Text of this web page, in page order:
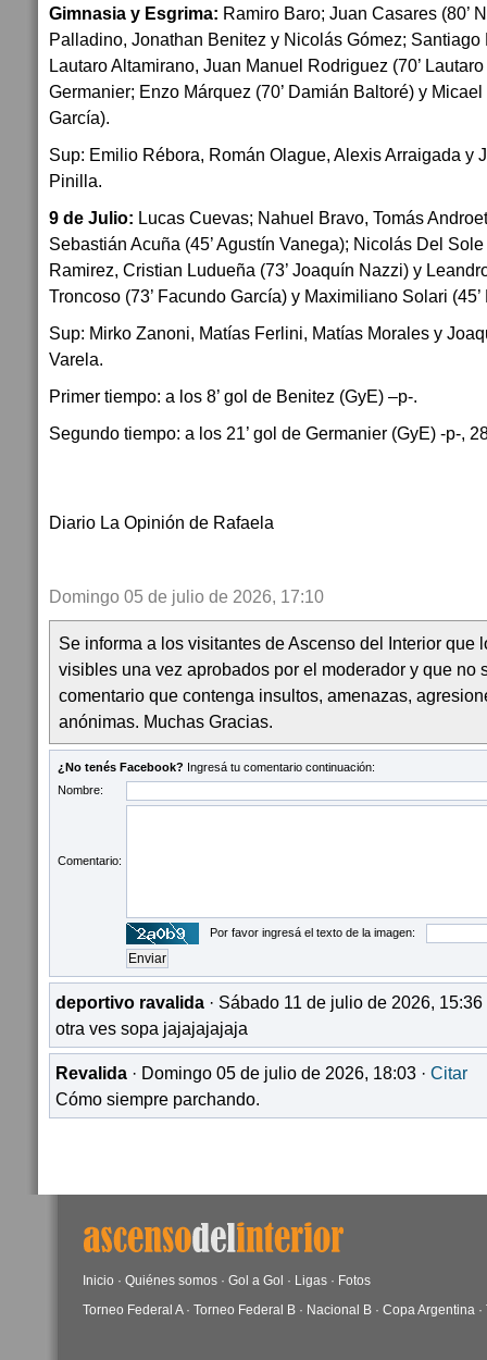
Gimnasia y Esgrima: Ramiro Baro; Juan Casares (80’
Palladino, Jonathan Benitez y Nicolás Gómez; Santiago
Lautaro Altamirano, Juan Manuel Rodriguez (70’
Germanier; Enzo Márquez (70’ Damián Baltoré) y Micael
García).
Sup: Emilio Rébora, Román Olague, Alexis Arraigada y
Pinilla.
9 de Julio: Lucas Cuevas; Nahuel Bravo, Tomás
Sebastián Acuña (45’ Agustín Vanega); Nicolás Del
Ramirez, Cristian Ludueña (73’ Joaquín Nazzi) y
Troncoso (73’ Facundo García) y Maximiliano Solari
Sup: Mirko Zanoni, Matías Ferlini, Matías Morales y
Varela.
Primer tiempo: a los 8’ gol de Benitez (GyE) –p-.
Segundo tiempo: a los 21’ gol de Germanier (GyE) -p-,
Diario La Opinión de Rafaela
Domingo 05 de julio de 2026, 17:10
Se informa a los visitantes de Ascenso del Interior que
visibles una vez aprobados por el moderador y que no
comentario que contenga insultos, amenazas,
anónimas. Muchas Gracias.
¿No tenés Facebook? Ingresá tu comentario continuación:
Nombre:
Comentario:
Por favor ingresá el texto de la imagen:
deportivo ravalida · Sábado 11 de julio de 2026, 15:36
otra ves sopa jajajajajaja
Revalida · Domingo 05 de julio de 2026, 18:03 · Citar
Cómo siempre parchando.
Inicio · Quiénes somos · Gol a Gol · Ligas · Fotos
Torneo Federal A· Torneo Federal B · Nacional B · Copa Argentina ·